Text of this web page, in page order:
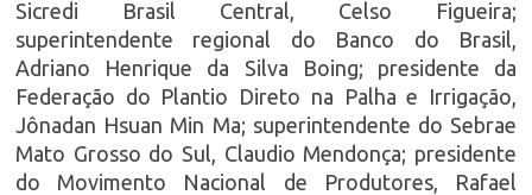
Sicredi Brasil Central, Celso Figueira;
superintendente regional do Banco do Brasil,
Adriano Henrique da Silva Boing; presidente da
Federação do Plantio Direto na Palha e Irrigação,
Jônadan Hsuan Min Ma; superintendente do Sebrae
Mato Grosso do Sul, Claudio Mendonça; presidente
do Movimento Nacional de Produtores, Rafael